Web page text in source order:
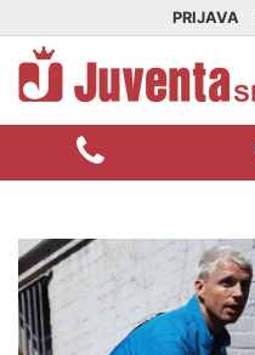
PRIJAVA